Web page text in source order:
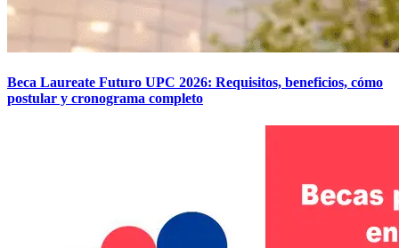
Beca Laureate Futuro UPC 2026: Requisitos, beneficios, cómo
postular y cronograma completo